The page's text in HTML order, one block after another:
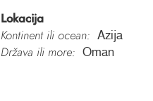
Lokacija
Kontinent ili ocean:
Azija
Država ili more: Oman